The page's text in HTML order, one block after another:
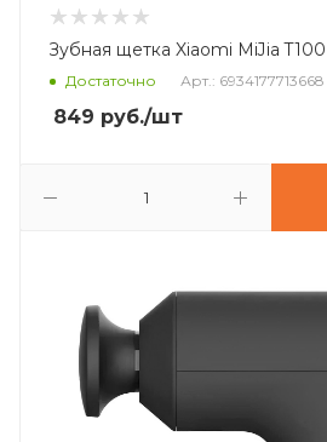
Зубная щетка Xiaomi MiJia
Достаточно Арт.: 6934177713668
849 руб./шт